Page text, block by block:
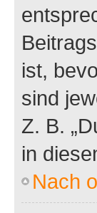
ist,
sind
Z. B.
in
Nach